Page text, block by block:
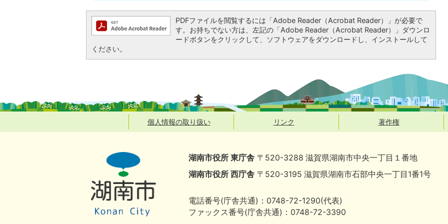
PDFファイルを閲覧するには「Adobe Reader（Acrobat Reader）」が必要で
す。お持ちでない方は、左記の「Adobe Reader（Acrobat Reader）」ダウンロ
ードボタンをクリックして、ソフトウェアをダウンロードし、インストールして
ください。
個人情報の取り扱い リンク 著作権
湖南市役所 東庁舎 〒520-3288 滋賀県湖南市中央一丁目１番地
湖南市役所 西庁舎 〒520-3195 滋賀県湖南市石部中央一丁目1番1号
電話番号(庁舎共通)：0748-72-1290(代表)
ファックス番号(庁舎共通)：0748-72-3390